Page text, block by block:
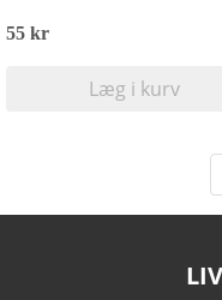
55 kr
Læg i kurv